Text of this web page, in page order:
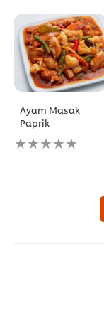
Ayam Masak
Paprik
No
ratings